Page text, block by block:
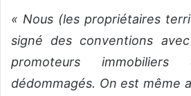
« Nous (les propriétaires
signé des conventions
promoteurs
dédommagés. On est même